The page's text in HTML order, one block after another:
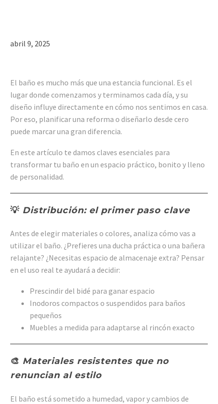
abril 9, 2025
El baño es mucho más que una estancia funcional. Es el
lugar donde comenzamos y terminamos cada día, y su
diseño influye directamente en cómo nos sentimos en casa.
Por eso, planificar una reforma o diseñarlo desde cero
puede marcar una gran diferencia.
En este artículo te damos claves esenciales para
transformar tu baño en un espacio práctico, bonito y lleno
de personalidad.
💡 Distribución: el primer paso clave
Antes de elegir materiales o colores, analiza cómo vas a
utilizar el baño. ¿Prefieres una ducha práctica o una bañera
relajante? ¿Necesitas espacio de almacenaje extra? Pensar
en el uso real te ayudará a decidir:
Prescindir del bidé para ganar espacio
Inodoros compactos o suspendidos para baños
pequeños
Muebles a medida para adaptarse al rincón exacto
🎨 Materiales resistentes que no
renuncian al estilo
El baño está sometido a humedad, vapor y cambios de